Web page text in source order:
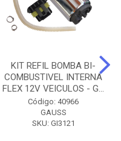
KIT REFIL BOMBA BI-
COMBUSTIVEL INTERNA
FLEX 12V VEICULOS - G...
Código: 40966
GAUSS
SKU: GI3121